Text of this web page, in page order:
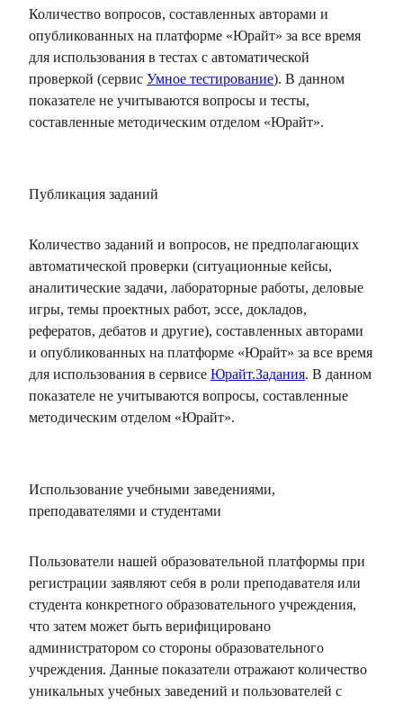
Количество вопросов, составленных авторами и
опубликованных на платформе «Юрайт» за все время
для использования в тестах с автоматической
проверкой (сервис Умное тестирование). В данном
показателе не учитываются вопросы и тесты,
составленные методическим отделом «Юрайт».
Публикация заданий
Количество заданий и вопросов, не предполагающих
автоматической проверки (ситуационные кейсы,
аналитические задачи, лабораторные работы, деловые
игры, темы проектных работ, эссе, докладов,
рефератов, дебатов и другие), составленных авторами
и опубликованных на платформе «Юрайт» за все время
для использования в сервисе Юрайт.Задания. В данном
показателе не учитываются вопросы, составленные
методическим отделом «Юрайт».
Использование учебными заведениями,
преподавателями и студентами
Пользователи нашей образовательной платформы при
регистрации заявляют себя в роли преподавателя или
студента конкретного образовательного учреждения,
что затем может быть верифицировано
администратором со стороны образовательного
учреждения. Данные показатели отражают количество
уникальных учебных заведений и пользователей с